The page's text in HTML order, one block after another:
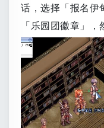
话，选择「报名伊
「乐园团徽章」，